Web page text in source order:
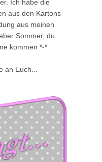
Ich habe die
aus den Kartons
aus meinen
Sommer, du
kommen *-*
an Euch...